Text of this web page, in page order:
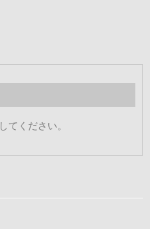
してください。